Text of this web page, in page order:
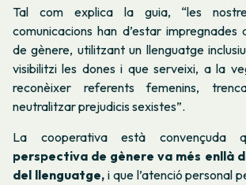
Tal com explica la guia, “les
comunicacions han d’estar
de gènere, utilitzant un llenguatge
visibilitzi les dones i que serveixi, a la
reconèixer referents femenins,
neutralitzar prejudicis sexistes”.
La cooperativa està convençuda
perspectiva de gènere va més enllà
del llenguatge,i que l’atenció personal